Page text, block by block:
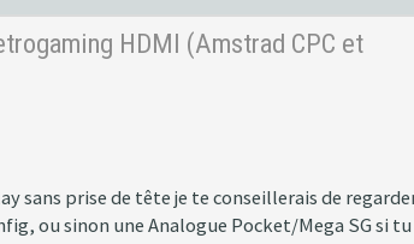
HDMI (Amstrad CPC et
sans prise de tête je te conseillerais de
ou sinon une Analogue Pocket/Mega SG si